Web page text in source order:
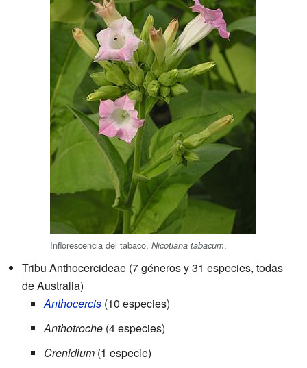
Inflorescencia del tabaco, Nicotiana tabacum.
Tribu Anthocercideae (7 géneros y 31 especies, todas
de Australia)
Anthocercis (10 especies)
Anthotroche (4 especies)
Crenidium (1 especie)